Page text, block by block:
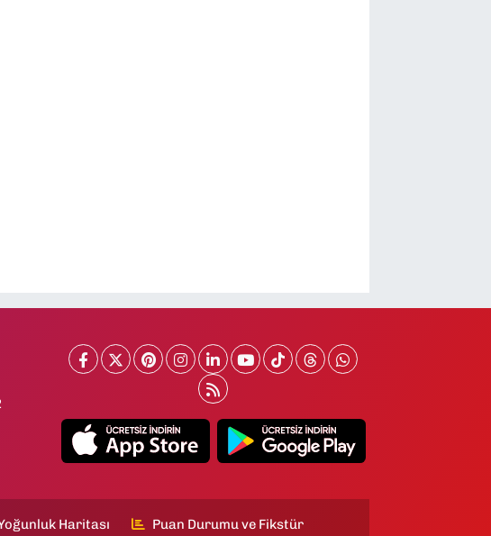
Haritası Puan Durumu ve Fikstür